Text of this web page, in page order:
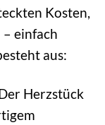
Kosten,
einfach
aus:
Herzstück